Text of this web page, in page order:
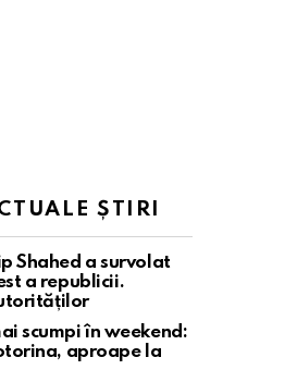
ȘTIRI
Shahed a survolat
a republicii.
scumpi în weekend:
aproape la